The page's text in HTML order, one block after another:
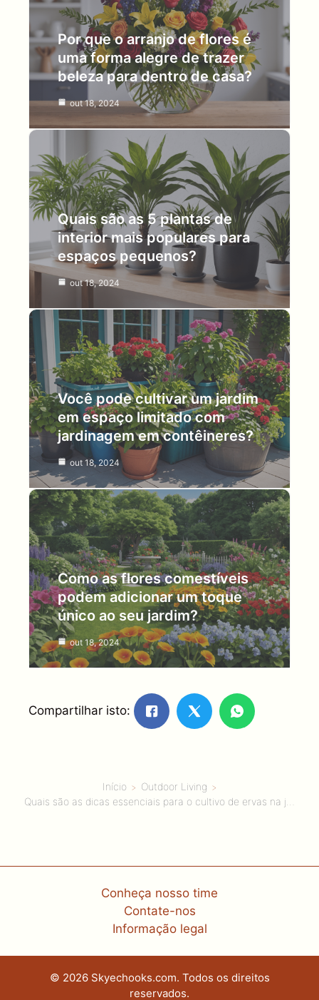
Por que o arranjo de flores é
uma forma alegre de trazer
beleza para dentro de casa?
out 18, 2024
Quais são as 5 plantas de
interior mais populares para
espaços pequenos?
out 18, 2024
Você pode cultivar um jardim
em espaço limitado com
jardinagem em contêineres?
out 18, 2024
Como as flores comestíveis
podem adicionar um toque
único ao seu jardim?
out 18, 2024
Compartilhar isto:
Início
Outdoor Living
Quais são as dicas essenciais para o cultivo de ervas na jardinagem de ervas 101?
Conheça nosso time
Contate-nos
Informação legal
© 2026 Skyechooks.com. Todos os direitos
reservados.